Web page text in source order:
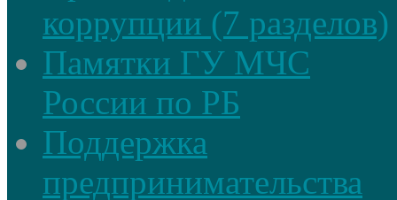
коррупции (7 разделов)
Памятки ГУ МЧС
России по РБ
Поддержка
предпринимательства